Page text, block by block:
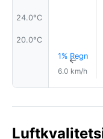
24.0°C
20.0°C
1% Regn
↑
6.0 km/h